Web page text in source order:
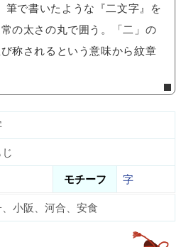
筆で書いたような『二文字』を
の太さの丸で囲う。「二」の
称されるという意味から紋章
モチーフ
字
小阪、河合、安食